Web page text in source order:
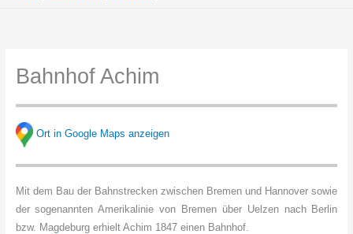
Bahnhof Achim
Ort in Google Maps anzeigen
Mit dem Bau der Bahnstrecken zwischen Bremen und Hannover sowie
der sogenannten Amerikalinie von Bremen über Uelzen nach Berlin
bzw. Magdeburg erhielt Achim 1847 einen Bahnhof.